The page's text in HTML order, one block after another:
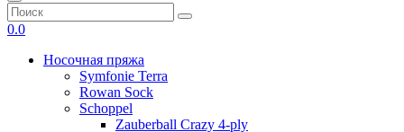
0.0
Носочная пряжа
Symfonie Terra
Rowan Sock
Schoppel
Zauberball Crazy 4-ply